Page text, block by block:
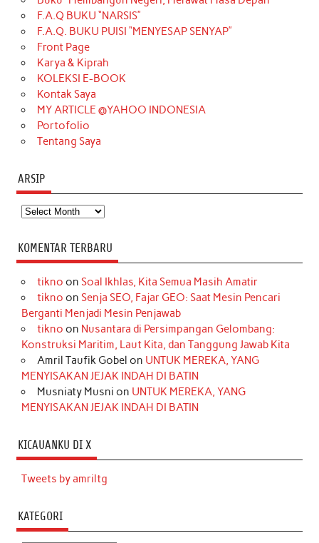
b
o
o
k
a
g
r
a
m
o
k
e
r
e
d
t
e
u
b
F.A.Q BUKU “NARSIS”
F.A.Q. BUKU PUISI “MENYESAP SENYAP”
Front Page
Karya & Kiprah
KOLEKSI E-BOOK
Kontak Saya
MY ARTICLE @YAHOO INDONESIA
Portofolio
Tentang Saya
ARSIP
Arsip
KOMENTAR TERBARU
tikno on Soal Ikhlas, Kita Semua Masih Amatir
tikno on Senja SEO, Fajar GEO: Saat Mesin Pencari
Berganti Menjadi Mesin Penjawab
tikno on Nusantara di Persimpangan Gelombang:
Konstruksi Maritim, Laut Kita, dan Tanggung Jawab Kita
Amril Taufik Gobel on UNTUK MEREKA, YANG
MENYISAKAN JEJAK INDAH DI BATIN
Musniaty Musni on UNTUK MEREKA, YANG
MENYISAKAN JEJAK INDAH DI BATIN
KICAUANKU DI X
Tweets by amriltg
KATEGORI